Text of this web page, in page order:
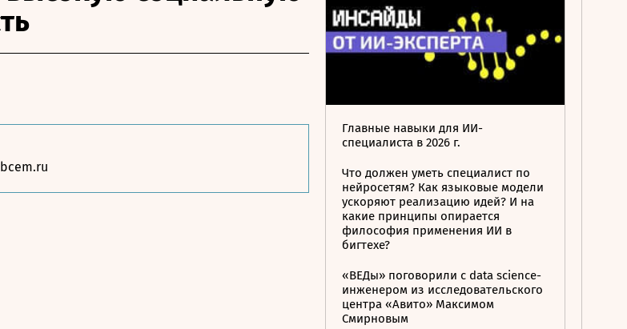
Главные навыки для ИИ-
специалиста в 2026 г.
Что должен уметь специалист по
нейросетям? Как языковые модели
ускоряют реализацию идей? И на
какие принципы опирается
философия применения ИИ в
бигтехе?
«ВЕДы» поговорили с data science-
инженером из исследовательского
центра «Авито» Максимом
Смирновым